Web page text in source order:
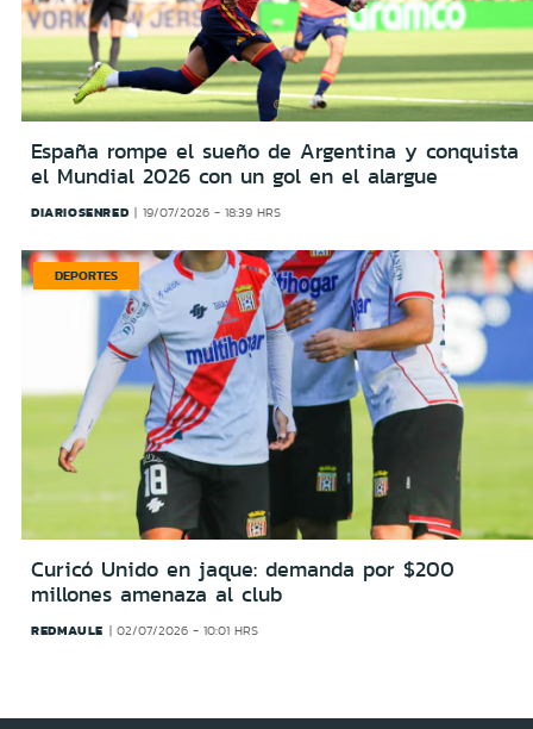
España rompe el sueño de Argentina y conquista
el Mundial 2026 con un gol en el alargue
DIARIOSENRED 19/07/2026 - 18:39 HRS
DEPORTES
Curicó Unido en jaque: demanda por $200
millones amenaza al club
REDMAULE 02/07/2026 - 10:01 HRS